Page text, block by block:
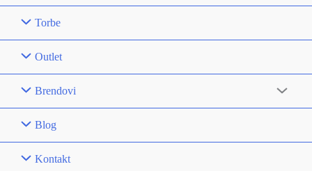
Torbe
Outlet
Brendovi
Blog
Kontakt